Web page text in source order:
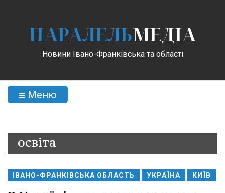
ПАРАЛЕЛЬМЕДІА
Новини Івано-Франківська та області
Меню
освіта
ІВАНО-ФРАНКІВСЬКА ОБЛАСТЬ УКРАЇНА КИЇВ